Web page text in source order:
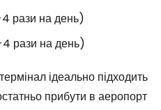
рази на день)
рази на день)
ідеально підходить
прибути в аеропорт